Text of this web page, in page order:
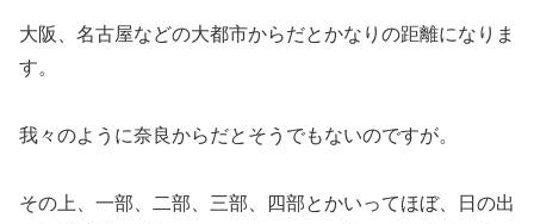
大阪、名古屋などの大都市からだとかなりの距離になりま
す。
我々のように奈良からだとそうでもないのですが。
その上、一部、二部、三部、四部とかいってほぼ、日の出